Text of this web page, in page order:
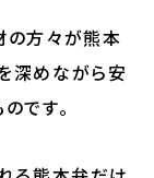
の方々が熊本
深めながら安
です。